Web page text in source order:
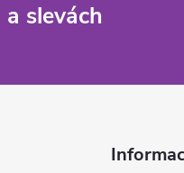
a slevách